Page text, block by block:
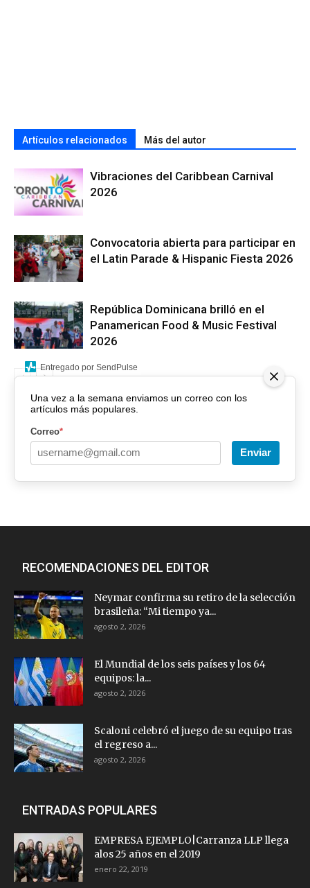
Artículos relacionados Más del autor
Vibraciones del Caribbean Carnival
2026
Convocatoria abierta para participar en
el Latin Parade & Hispanic Fiesta 2026
República Dominicana brilló en el
Panamerican Food & Music Festival
2026
Una vez a la semana enviamos un correo con los
artículos más populares.
Correo*
Enviar
Entregado por SendPulse
RECOMENDACIONES DEL EDITOR
Neymar confirma su retiro de la selección
brasileña: “Mi tiempo ya...
agosto 2, 2026
El Mundial de los seis países y los 64
equipos: la...
agosto 2, 2026
Scaloni celebró el juego de su equipo tras
el regreso a...
agosto 2, 2026
ENTRADAS POPULARES
EMPRESA EJEMPLO|Carranza LLP llega
alos 25 años en el 2019
enero 22, 2019